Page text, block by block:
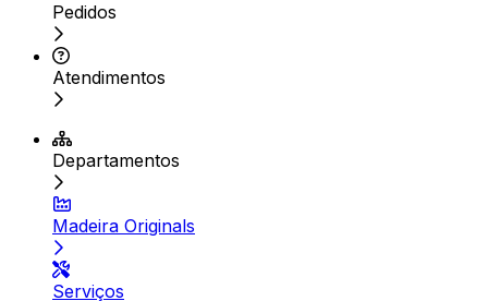
Pedidos
Atendimentos
Departamentos
Madeira Originals
Serviços